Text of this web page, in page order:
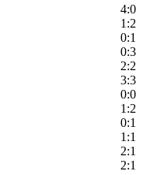
4:0
1:2
0:1
0:3
2:2
3:3
0:0
1:2
0:1
1:1
2:1
2:1